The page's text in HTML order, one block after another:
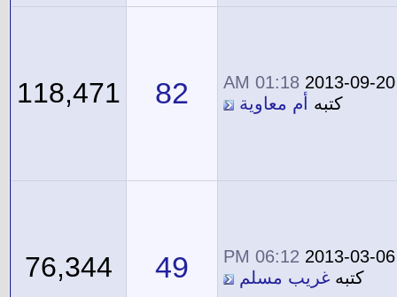
2013-09-20
01:18 AM
كتبه
أم معاوية 82
118,471
2013-03-06
06:12 PM
كتبه غريب مسلم 49
76,344